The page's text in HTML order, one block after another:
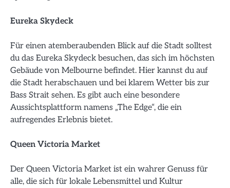
Eureka Skydeck
Für einen atemberaubenden Blick auf die Stadt solltest
du das Eureka Skydeck besuchen, das sich im höchsten
Gebäude von Melbourne befindet. Hier kannst du auf
die Stadt herabschauen und bei klarem Wetter bis zur
Bass Strait sehen. Es gibt auch eine besondere
Aussichtsplattform namens „The Edge“, die ein
aufregendes Erlebnis bietet.
Queen Victoria Market
Der Queen Victoria Market ist ein wahrer Genuss für
alle, die sich für lokale Lebensmittel und Kultur